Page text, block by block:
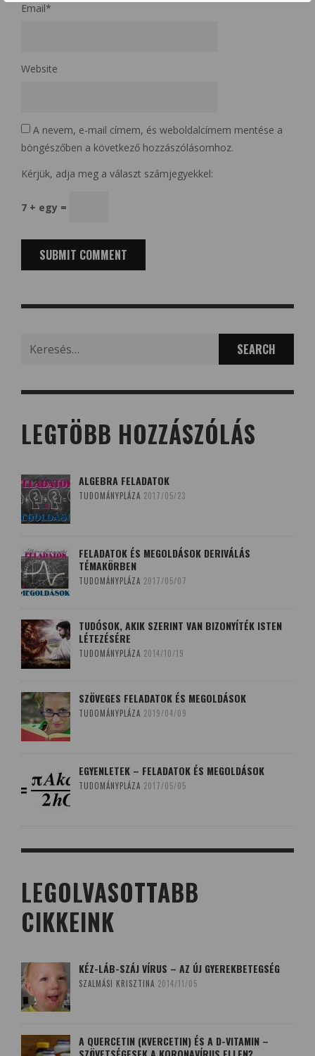
Email*
Website
A nevem, e-mail címem, és weboldalcímem mentése a
böngészőben a következő hozzászólásomhoz.
Kérjük, adja meg a választ számjegyekkel:
7 + egy =
for:
LEGTÖBB HOZZÁSZÓLÁS
ALGEBRA FELADATOK
TUDOMÁNYPLÁZA 2017/05/23
FELADATOK ÉS MEGOLDÁSOK DERIVÁLÁS
TÉMAKÖRBEN
TUDOMÁNYPLÁZA 2017/05/07
TUDÓSOK, AKIK SZERINT VAN BIZONYÍTÉK ISTEN
LÉTEZÉSÉRE
TUDOMÁNYPLÁZA 2014/10/19
SZÖVEGES FELADATOK ÉS MEGOLDÁSOK
TUDOMÁNYPLÁZA 2019/04/09
EGYENLETEK – FELADATOK ÉS MEGOLDÁSOK
TUDOMÁNYPLÁZA 2017/05/05
LEGOLVASOTTABB
CIKKEINK
KÉZ-LÁB-SZÁJ VÍRUS – AZ ÚJ GYEREKBETEGSÉG
SZALMÁSI KRISZTINA 2014/11/05
A QUERCETIN (KVERCETIN) ÉS A D-VITAMIN –